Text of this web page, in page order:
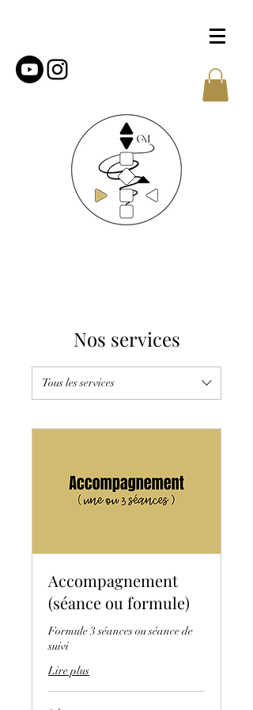
Nos services
Tous les services
Accompagnement
(séance ou formule)
Formule 3 séances ou séance de
suivi
Lire plus